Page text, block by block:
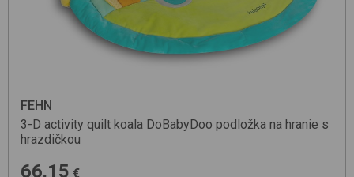
FEHN
3-D activity quilt koala DoBabyDoo podložka na hranie s
hrazdičkou
66.15 €